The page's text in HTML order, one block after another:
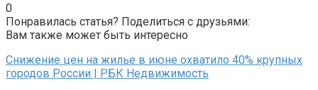
0
Понравилась статья? Поделиться с друзьями:
Вам также может быть интересно
Снижение цен на жилье в июне охватило 40% крупных
городов России | РБК Недвижимость